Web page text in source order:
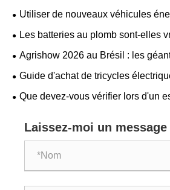
Utiliser de nouveaux véhicules
solidifier conjointement « l’amitié à
Les batteries au plomb sont-elles
chères que les batteries au lithium ?
​Agrishow 2026 au Brésil : les
machines agricoles collaborent sur
Guide d'achat de tricycles
Que devez-vous vérifier lors d'un
Laissez-moi un message